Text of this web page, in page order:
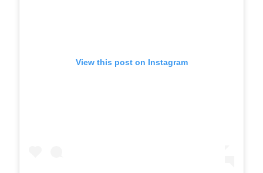
View this post on Instagram